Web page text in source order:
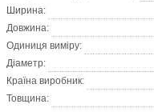
Ширина:
Довжина:
Одиниця виміру:
Дiаметр:
Країна виробник:
Товщина: